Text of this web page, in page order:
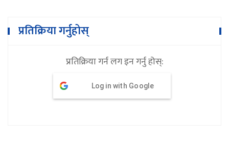
प्रतिक्रिया गर्नुहोस्
प्रतिक्रिया गर्न लग इन गर्नु होस्:
Log in with Google